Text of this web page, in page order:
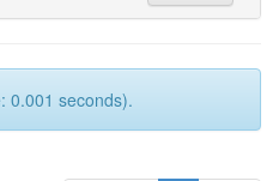
0.001 seconds).